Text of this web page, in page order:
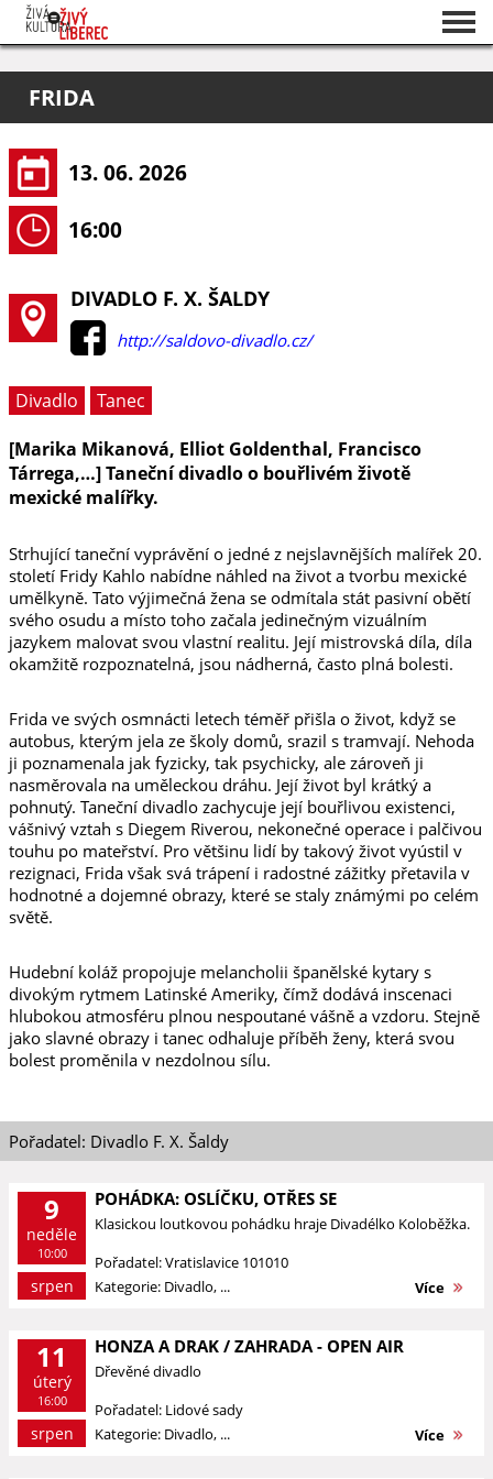
O projektu
Pořadatelé
FRIDA
13. 06. 2026
16:00
DIVADLO F. X. ŠALDY
http://saldovo-divadlo.cz/
Divadlo
Tanec
[Marika Mikanová, Elliot Goldenthal, Francisco
Tárrega,…] Taneční divadlo o bouřlivém životě
mexické malířky.
Strhující taneční vyprávění o jedné z nejslavnějších malířek 20.
století Fridy Kahlo nabídne náhled na život a tvorbu mexické
umělkyně. Tato výjimečná žena se odmítala stát pasivní obětí
svého osudu a místo toho začala jedinečným vizuálním
jazykem malovat svou vlastní realitu. Její mistrovská díla, díla
okamžitě rozpoznatelná, jsou nádherná, často plná bolesti.
Frida ve svých osmnácti letech téměř přišla o život, když se
autobus, kterým jela ze školy domů, srazil s tramvají. Nehoda
ji poznamenala jak fyzicky, tak psychicky, ale zároveň ji
nasměrovala na uměleckou dráhu. Její život byl krátký a
pohnutý. Taneční divadlo zachycuje její bouřlivou existenci,
vášnivý vztah s Diegem Riverou, nekonečné operace i palčivou
touhu po mateřství. Pro většinu lidí by takový život vyústil v
rezignaci, Frida však svá trápení i radostné zážitky přetavila v
hodnotné a dojemné obrazy, které se staly známými po celém
světě.
Hudební koláž propojuje melancholii španělské kytary s
divokým rytmem Latinské Ameriky, čímž dodává inscenaci
hlubokou atmosféru plnou nespoutané vášně a vzdoru. Stejně
jako slavné obrazy i tanec odhaluje příběh ženy, která svou
bolest proměnila v nezdolnou sílu.
Pořadatel: Divadlo F. X. Šaldy
9
neděle
10:00
srpen
POHÁDKA: OSLÍČKU, OTŘES SE
Klasickou loutkovou pohádku hraje Divadélko Koloběžka.
Pořadatel: Vratislavice 101010
Kategorie: Divadlo, ...
Více
11
úterý
16:00
srpen
HONZA A DRAK / ZAHRADA - OPEN AIR
Dřevěné divadlo
Pořadatel: Lidové sady
Kategorie: Divadlo, ...
Více